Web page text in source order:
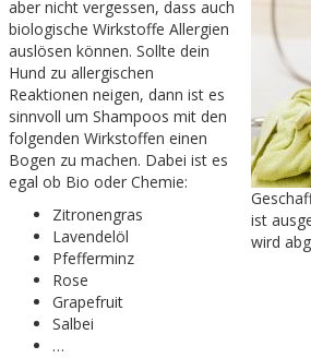
ist
wird
aber nicht vergessen, dass auch
biologische Wirkstoffe Allergien
auslösen können. Sollte dein
Hund zu allergischen
Reaktionen neigen, dann ist es
sinnvoll um Shampoos mit den
folgenden Wirkstoffen einen
Bogen zu machen. Dabei ist es
egal ob Bio oder Chemie:
Zitronengras
Lavendelöl
Pfefferminz
Rose
Grapefruit
Salbei
…